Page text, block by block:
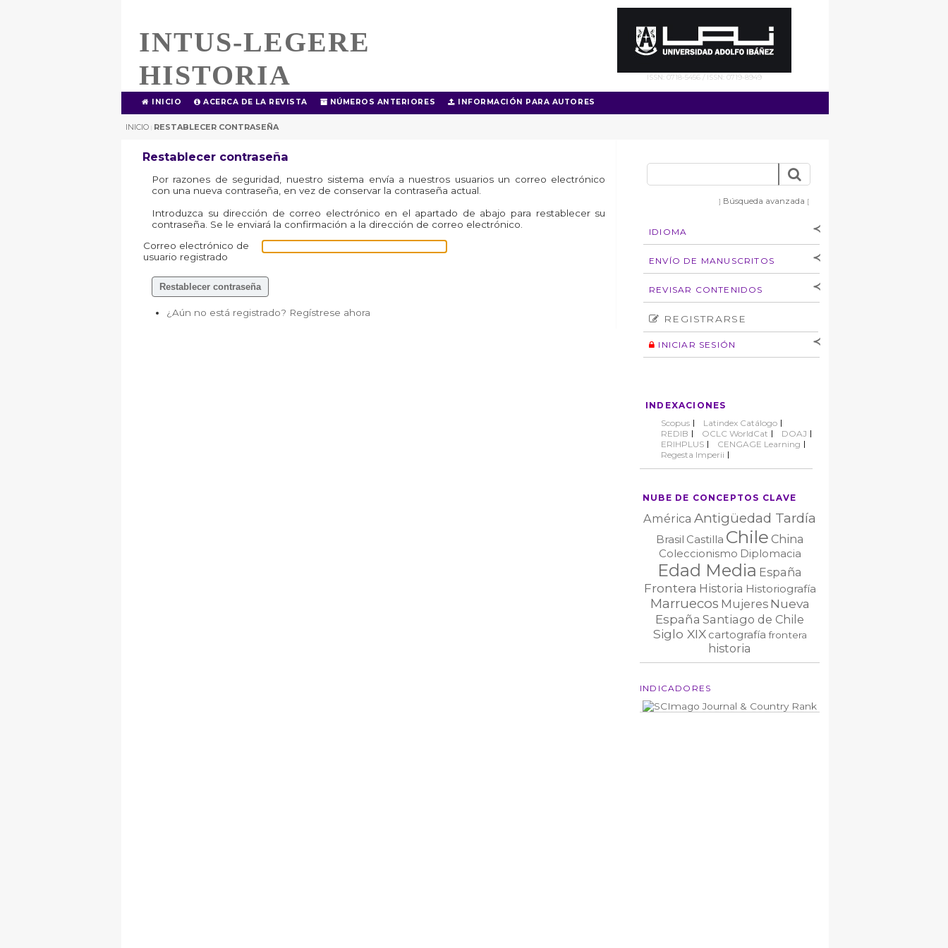
INTUS-LEGERE
HISTORIA
ISSN: 0718-5456 / ISSN: 0719-8949
INICIO ACERCA DE LA REVISTA NÚMEROS ANTERIORES INFORMACIÓN PARA AUTORES
INICIO | RESTABLECER CONTRASEÑA
] Búsqueda avanzada [
IDIOMA
[Español ] [English]
ENVÍO DE MANUSCRITOS
autores
Derechos de autoría
Normas éticas
REVISAR CONTENIDOS
Número
Autor
REGISTRARSE
INICIAR SESIÓN
INDEXACIONES
Scopus
Latindex Catálogo
REDIB
OCLC WorldCat
DOAJ
ERIHPLUS
CENGAGE Learning
Regesta Imperii
NUBE DE CONCEPTOS CLAVE
América Antigüedad Tardía
Brasil Castilla Chile China
Coleccionismo Diplomacia
Edad Media España
Frontera Historia Historiografía
Marruecos Mujeres Nueva
España Santiago de Chile
Siglo XIX cartografía frontera
historia
INDICADORES
Restablecer contraseña
Por razones de seguridad, nuestro sistema envía a nuestros usuarios un correo electrónico
con una nueva contraseña, en vez de conservar la contraseña actual.
Introduzca su dirección de correo electrónico en el apartado de abajo para restablecer su
contraseña. Se le enviará la confirmación a la dirección de correo electrónico.
Correo electrónico de
usuario registrado
¿Aún no está registrado? Regístrese ahora